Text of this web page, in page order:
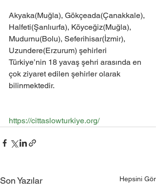
Akyaka(Muğla), Gökçeada(Çanakkale),
Halfeti(Şanlıurfa), Köyceğiz(Muğla),
Mudurnu(Bolu), Seferihisar(İzmir),
Uzundere(Erzurum) şehirleri
Türkiye’nin 18 yavaş şehri arasında en
çok ziyaret edilen şehirler olarak
bilinmektedir.
https://cittaslowturkiye.org/
Son Yazılar Hepsini Gör